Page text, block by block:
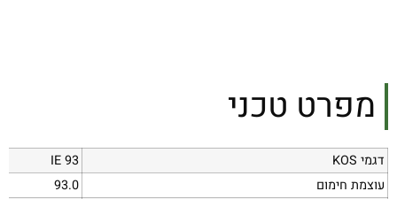
מפרט טכני
דגמי KOS
IE 93
עוצמת חימום
93.0